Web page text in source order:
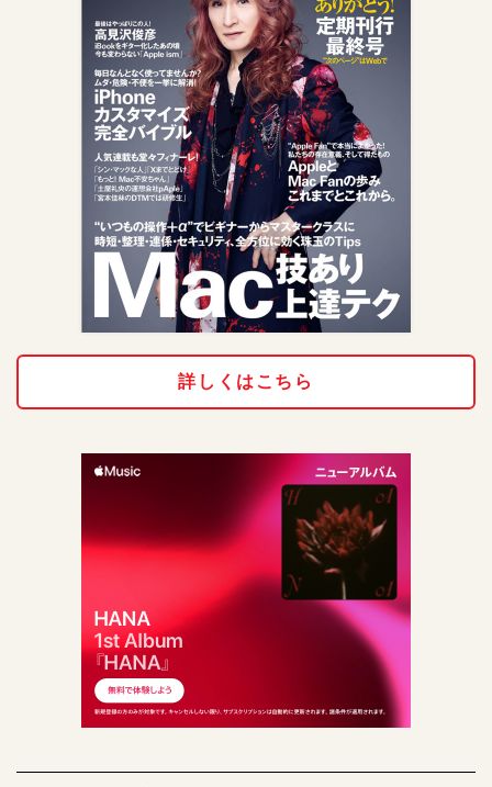
詳しくはこちら